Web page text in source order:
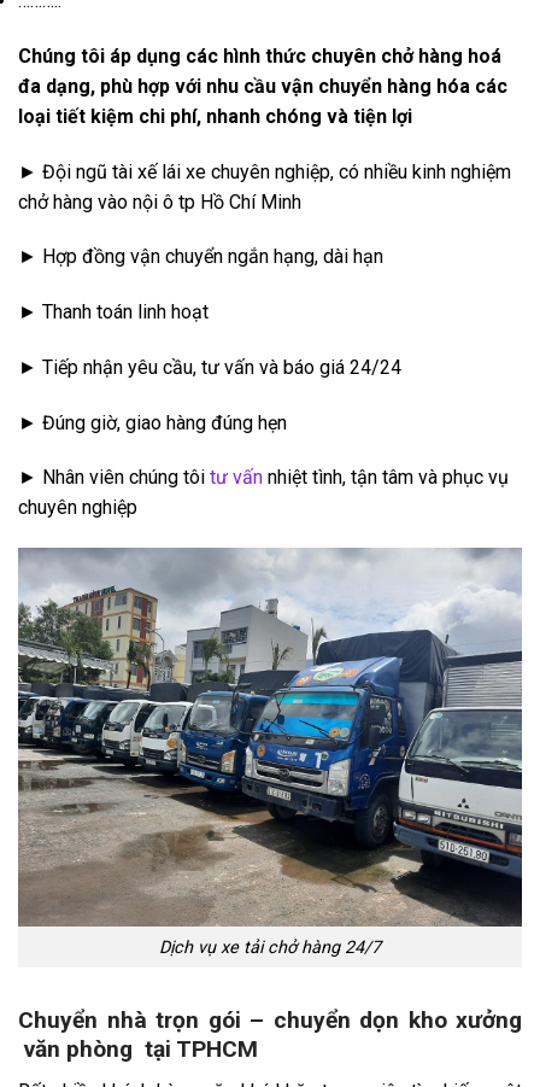
Chúng tôi áp dụng các hình thức chuyên chở hàng hoá
đa dạng, phù hợp với nhu cầu vận chuyển hàng hóa các
loại tiết kiệm chi phí, nhanh chóng và tiện lợi
► Đội ngũ tài xế lái xe chuyên nghiệp, có nhiều kinh nghiệm
chở hàng vào nội ô tp Hồ Chí Minh
► Hợp đồng vận chuyển ngắn hạng, dài hạn
► Thanh toán linh hoạt
► Tiếp nhận yêu cầu, tư vấn và báo giá 24/24
► Đúng giờ, giao hàng đúng hẹn
► Nhân viên chúng tôi tư vấn nhiệt tình, tận tâm và phục vụ
chuyên nghiệp
Dịch vụ xe tải chở hàng 24/7
Chuyển nhà trọn gói – chuyển dọn kho xưởng
văn phòng tại TPHCM